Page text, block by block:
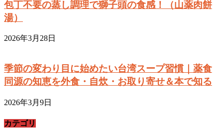
包丁不要の蒸し調理で獅子頭の食感！（山薬肉餅
湯）
2026年3月28日
季節の変わり目に始めたい台湾スープ習慣｜薬食
同源の知恵を外食・自炊・お取り寄せ＆本で知る
2026年3月9日
カテゴリ